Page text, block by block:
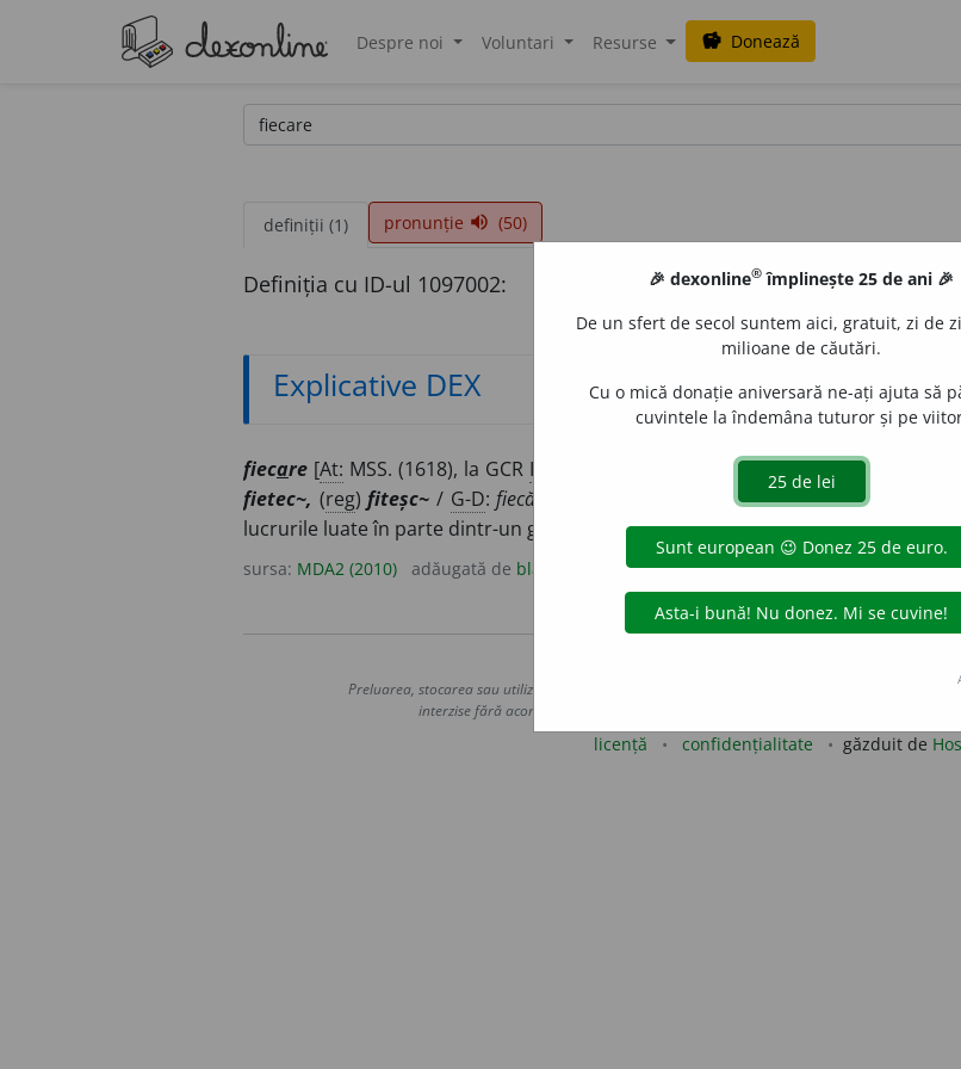
Despre noi Voluntari Resurse savings Donează
definiții (1) pronunție volume_up (50)
Definiția cu ID-ul 1097002:
Explicative DEX
fiecare [At: MSS. (1618), la GCR I )~și,(îrg)fieșc~, fiișc~,
fietec~, (reg)fiteșc~ / G-D:fiecăruia, fiecăreia +care]1 pnhȘi unul, și
lucrurile luate în parte dintr-un grup sau dintr-o categorieFiecare om.
sursa: MDA2 (2010) adăugată de blaurb. acțiuni
Preluarea, stocarea sau utilizarea datelor de pe acest site, inclusiv prin orice metode de
interzise fără acordul nostru prealabil scris, cu excepția seturilor de date oferite
licență confidențialitate găzduit de
🎉 dexonline® împlinește 25 de ani 🎉
De un sfert de secol suntem aici, gratuit, zi de
milioane de căutări.
Cu o mică donație aniversară ne-ați ajuta să
cuvintele la îndemâna tuturor și pe